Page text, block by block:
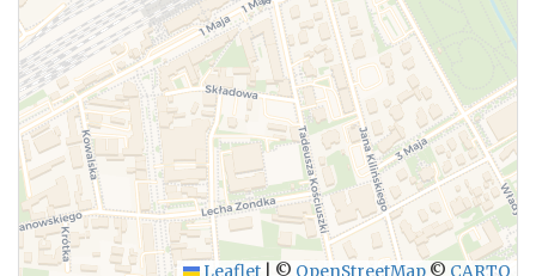
Leaflet © OpenStreetMap © CARTO